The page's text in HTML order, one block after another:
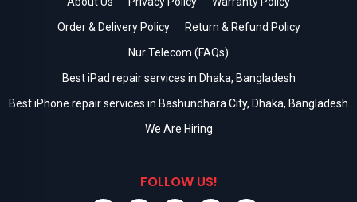
Order & Delivery Policy
Return & Refund Policy
Nur Telecom (FAQs)
Best iPad repair services in Dhaka, Bangladesh
Best iPhone repair services in Bashundhara City, Dhaka, Bangladesh
We Are Hiring
FOLLOW US!